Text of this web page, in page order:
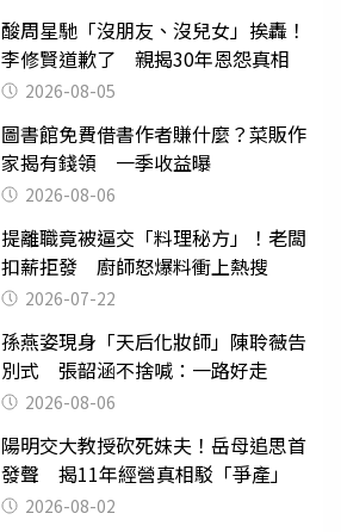
酸周星馳「沒朋友、沒兒女」挨轟！
李修賢道歉了 親揭30年恩怨真相
2026-08-05
圖書館免費借書作者賺什麼？菜販作
家揭有錢領 一季收益曝
2026-08-06
提離職竟被逼交「料理秘方」！老闆
扣薪拒發 廚師怒爆料衝上熱搜
2026-07-22
孫燕姿現身「天后化妝師」陳聆薇告
別式 張韶涵不捨喊：一路好走
2026-08-06
陽明交大教授砍死妹夫！岳母追思首
發聲 揭11年經營真相駁「爭產」
2026-08-02